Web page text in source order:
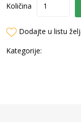
Količina
Dodajte u listu
Kategorije: